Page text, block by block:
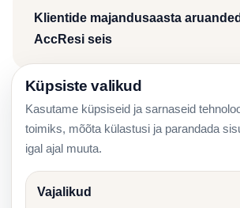
Klientide majandusaasta
AccResi seis
Mida omanik peab raamatupidajale
aastaaruannet
Küpsiste valikud
Kasutame küpsiseid ja sarnaseid
toimiks, mõõta külastusi ja parandada
igal ajal muuta.
Vajalikud